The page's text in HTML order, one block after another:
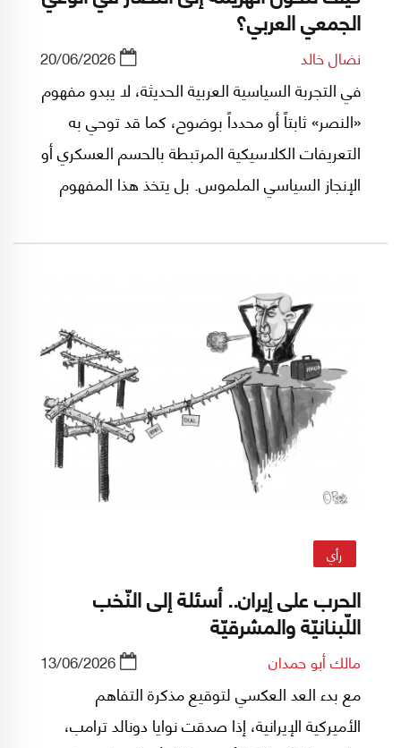
الجمعي العربي؟
نضال خالد 20/06/2026
في التجربة السياسية العربية الحديثة، لا يبدو مفهوم
«النصر» ثابتاً أو محدداً بوضوح، كما قد توحي به
التعريفات الكلاسيكية المرتبطة بالحسم العسكري أو
الإنجاز السياسي الملموس. بل يتخذ هذا المفهوم
إلى بناء تأويلي يتشكل عبر تفاعل الثقافة والخطاب
رأي
الحرب على إيران.. أسئلة إلى النّخب
اللّبنانيّة والمشرقيّة
مالك أبو حمدان 13/06/2026
مع بدء العد العكسي لتوقيع مذكرة التفاهم
الأميركية الإيرانية، إذا صدقت نوايا دونالد ترامب،